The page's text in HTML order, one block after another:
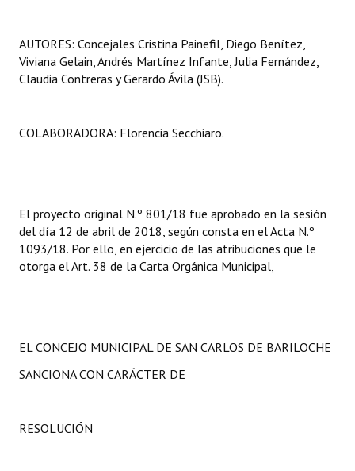
Bariloche, Municipio intercultural
REFORMA DE LA CARTA ORGÁNICA
AUTORES: Concejales Cristina Painefil, Diego Benítez,
Viviana Gelain, Andrés Martínez Infante, Julia Fernández,
Claudia Contreras y Gerardo Ávila (JSB).
COLABORADORA: Florencia Secchiaro.
El proyecto original N.º 801/18 fue aprobado en la sesión
del día 12 de abril de 2018, según consta en el Acta N.º
1093/18. Por ello, en ejercicio de las atribuciones que le
otorga el Art. 38 de la Carta Orgánica Municipal,
EL CONCEJO MUNICIPAL DE SAN CARLOS DE BARILOCHE
SANCIONA CON CARÁCTER DE
RESOLUCIÓN